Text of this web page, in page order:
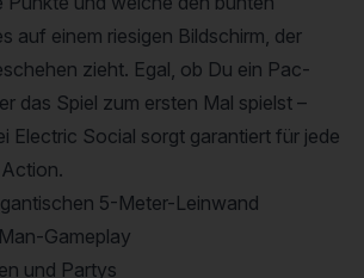
auf einem riesigen Bildschirm, der
zieht. Egal, ob Du ein Pac-
das Spiel zum ersten Mal spielst –
Electric Social sorgt garantiert für jede
5-Meter-Leinwand
Gameplay
und Partys